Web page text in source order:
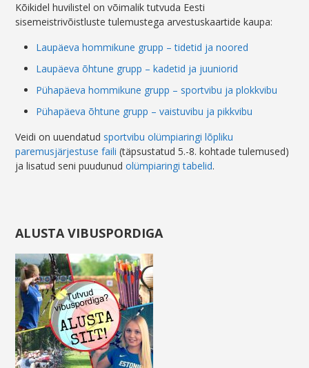
Kõikidel huvilistel on võimalik tutvuda Eesti
sisemeistrivõistluste tulemustega arvestuskaartide kaupa:
Laupäeva hommikune grupp – tidetid ja noored
Laupäeva õhtune grupp – kadetid ja juuniorid
Pühapäeva hommikune grupp – sportvibu ja plokkvibu
Pühapäeva õhtune grupp – vaistuvibu ja pikkvibu
Veidi on uuendatud sportvibu olümpiaringi lõpliku
paremusjärjestuse faili (täpsustatud 5.-8. kohtade tulemused)
ja lisatud seni puudunudolümpiaringi tabelid.
ALUSTA VIBUSPORDIGA